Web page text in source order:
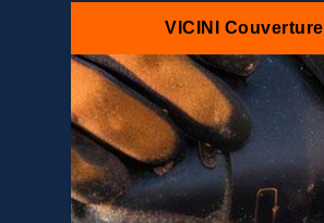
VICINI Couverture